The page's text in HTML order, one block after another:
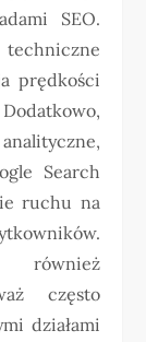
SEO.
prędkości
Search
ruchu na
również
często
działami